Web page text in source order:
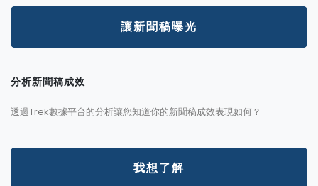
讓新聞稿曝光
分析新聞稿成效
透過Trek數據平台的分析讓您知道你的新聞稿成效表現如何？
我想了解